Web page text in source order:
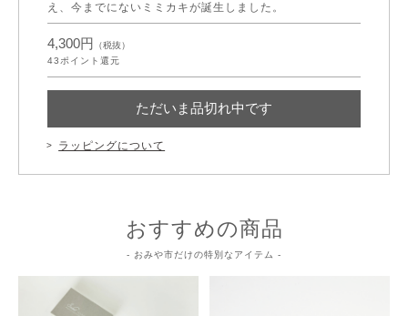
え、今までにないミミカキが誕生しました。
4,300円
（税抜）
43ポイント還元
ただいま品切れ中です
ラッピングについて
おすすめの商品
- おみや市だけの特別なアイテム -